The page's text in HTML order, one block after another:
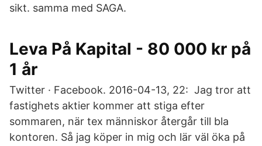
sikt. samma med SAGA.
Leva På Kapital - 80 000 kr på
1 år
Twitter · Facebook. 2016-04-13, 22: Jag tror att
fastighets aktier kommer att stiga efter
sommaren, när tex människor återgår till bla
kontoren. Så jag köper in mig och lär väl öka på